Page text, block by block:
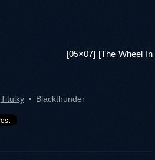
[05×07] [The Wheel In
Titulky Blackthunder